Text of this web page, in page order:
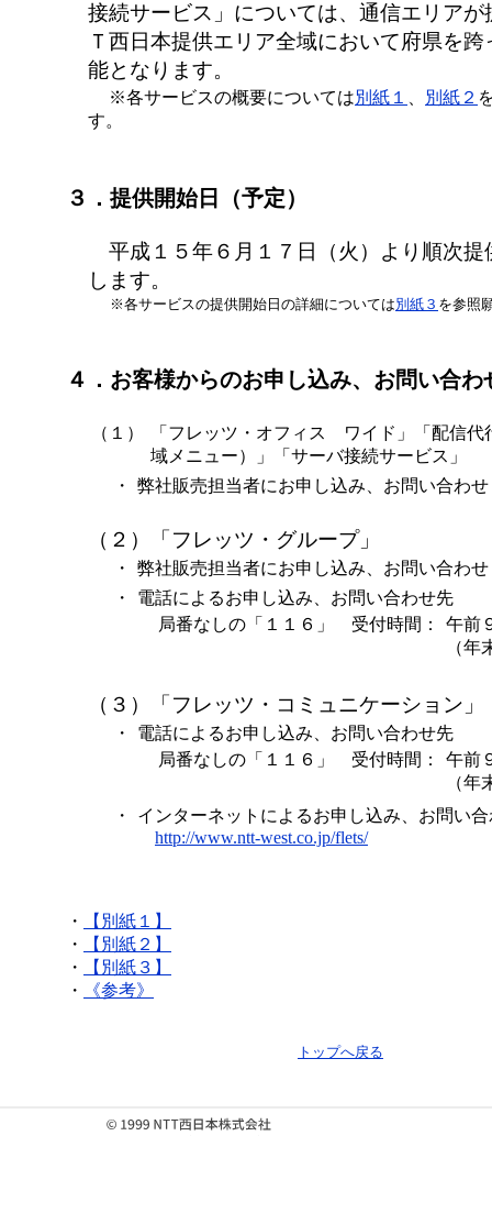
接続サービス」については、通信エリアが
Ｔ西日本提供エリア全域において府県を
能となります。
※各サービスの概要については別紙１ 別紙２
す。
３．提供開始日（予定）
平成１５年６月１７日（火）より順次提
します。
※各サービスの提供開始日の詳細については別紙３ を参照
４．お客様からのお申し込み、お問い合わ
（１）
「フレッツ・オフィス ワイド」「配信代
域メニュー）」「サーバ接続サービス」
・
弊社販売担当者にお申し込み、お問い合わ
（２）「フレッツ・グループ」
・
弊社販売担当者にお申し込み、お問い合わ
・
電話によるお申し込み、お問い合わせ先
局番なしの「１１６」 受付時間：
午前
（年
（３）「フレッツ・コミュニケーション」
・
電話によるお申し込み、お問い合わせ先
局番なしの「１１６」 受付時間：
午前
（年
・
インターネットによるお申し込み、お問い
http://www.ntt-west.co.jp/flets/
・
【別紙１】
・
【別紙２】
・
【別紙３】
・
《参考》
トップへ戻る